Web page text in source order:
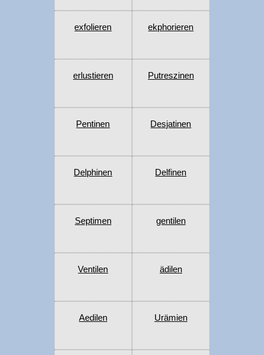
exfolieren ekphorieren
erlustieren Putreszinen
Pentinen Desjatinen
Delphinen Delfinen
Septimen gentilen
Ventilen ädilen
Aedilen Urämien